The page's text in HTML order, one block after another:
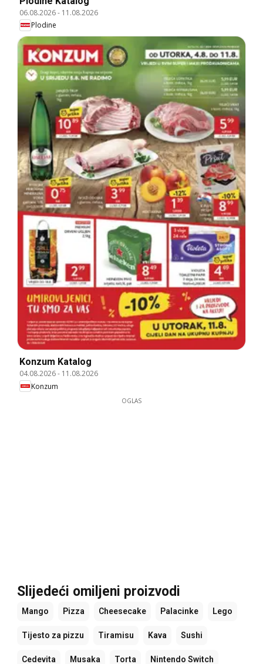
06.08.2026- 11.08.2026
Plodine
Konzum Katalog
04.08.2026- 11.08.2026
Konzum
OGLAS
Slijedeći omiljeni proizvodi
Mango Pizza Cheesecake Palacinke Lego
Tijesto za pizzu Tiramisu Kava Sushi
Cedevita Musaka Torta Nintendo Switch